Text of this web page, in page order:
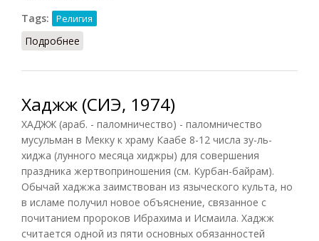
Tags:
Религия
Подробнее
Хаджж (СИЭ, 1974)
ХАДЖЖ (араб. - паломничество) - паломничество
мусульман в Мекку к храму Каабе 8-12 числа зу-ль-
хиджа (лунного месяца хиджры) для совершения
праздника жертвоприношения (см. Курбан-байрам).
Обычай хаджжа заимствован из языческого культа, но
в исламе получил новое объяснение, связанное с
почитанием пророков Ибрахима и Исмаила. Хаджж
считается одной из пяти основных обязанностей